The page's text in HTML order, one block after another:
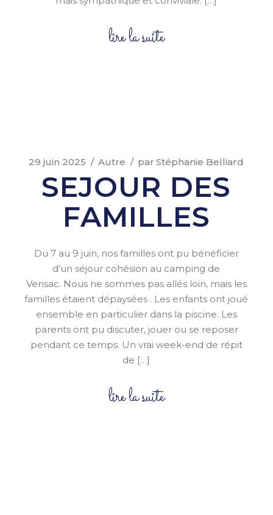
lire la suite
29 juin 2025 Autre par Stéphanie Belliard
SEJOUR DES
FAMILLES
Du 7 au 9 juin, nos familles ont pu bénéficier
d’un séjour cohésion au camping de
Vensac. Nous ne sommes pas allés loin, mais les
familles étaient dépaysées . Les enfants ont joué
ensemble en particulier dans la piscine. Les
parents ont pu discuter, jouer ou se reposer
pendant ce temps. Un vrai week-end de répit
de […]
lire la suite